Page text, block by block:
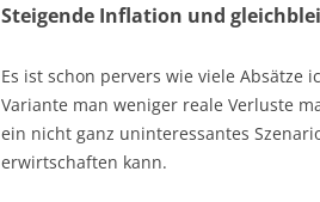
Steigende Inflation und
Es ist schon pervers wie viele
Variante man weniger reale Verluste
ein nicht ganz uninteressantes
erwirtschaften kann.